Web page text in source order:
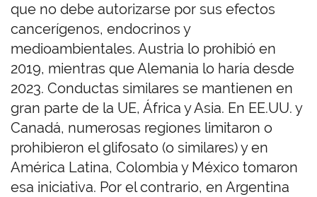
que no debe autorizarse por sus efectos
cancerígenos, endocrinos y
medioambientales. Austria lo prohibió en
2019, mientras que Alemania lo haría desde
2023. Conductas similares se mantienen en
gran parte de la UE, África y Asia. En EE.UU. y
Canadá, numerosas regiones limitaron o
prohibieron el glifosato (o similares) y en
América Latina, Colombia y México tomaron
esa iniciativa. Por el contrario, en Argentina